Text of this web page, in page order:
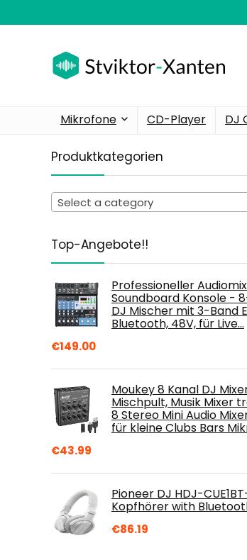
Mikrofone CD-Player DJ
Produktkategorien
Select a category
Top-Angebote!!
Professioneller
Soundboard Konsole -
DJ Mischer mit 3-Band
Bluetooth, 48V, für Live…
€149.00
Moukey 8 Kanal DJ
Mischpult, Musik Mixer
8 Stereo Mini Audio
für kleine Clubs Bars
€43.99
Pioneer DJ HDJ-
Kopfhörer with
€86.19